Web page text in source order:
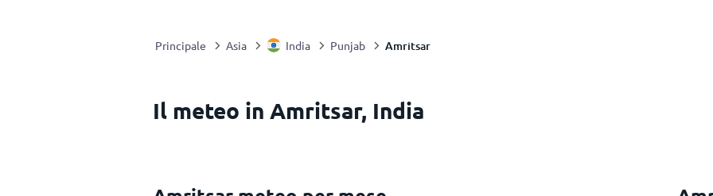
Principale Asia India Punjab Amritsar
Il meteo in Amritsar, India